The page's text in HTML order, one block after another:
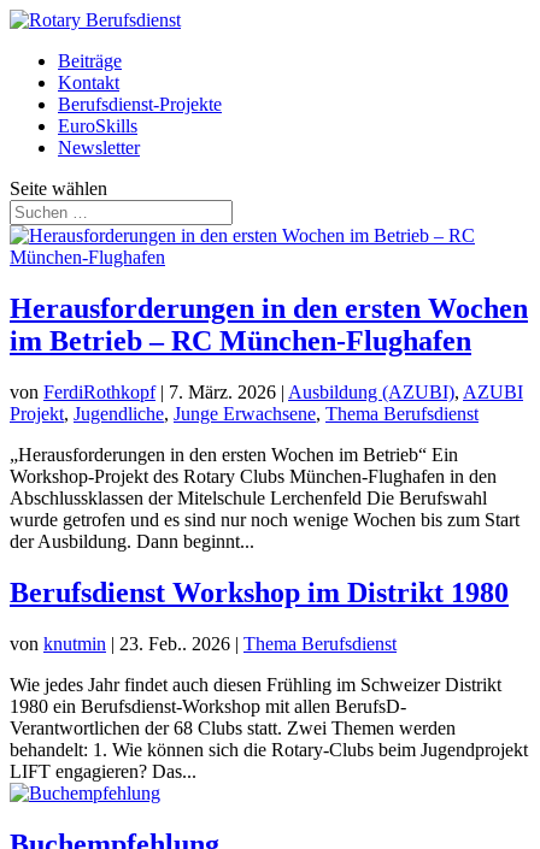
Beiträge
Kontakt
Berufsdienst-Projekte
EuroSkills
Newsletter
Seite wählen
Herausforderungen in den ersten Wochen
im Betrieb – RC München-Flughafen
von FerdiRothkopf| 7. März. 2026 | Ausbildung (AZUBI), AZUBI
Projekt, Jugendliche, Junge Erwachsene, Thema Berufsdienst
„Herausforderungen in den ersten Wochen im Betrieb“ Ein
Workshop-Projekt des Rotary Clubs München-Flughafen in den
Abschlussklassen der Mitelschule Lerchenfeld Die Berufswahl
wurde getrofen und es sind nur noch wenige Wochen bis zum Start
der Ausbildung. Dann beginnt...
Berufsdienst Workshop im Distrikt 1980
von knutmin | 23. Feb.. 2026 | Thema Berufsdienst
Wie jedes Jahr findet auch diesen Frühling im Schweizer Distrikt
1980 ein Berufsdienst-Workshop mit allen BerufsD-
Verantwortlichen der 68 Clubs statt. Zwei Themen werden
behandelt: 1. Wie können sich die Rotary-Clubs beim Jugendprojekt
LIFT engagieren? Das...